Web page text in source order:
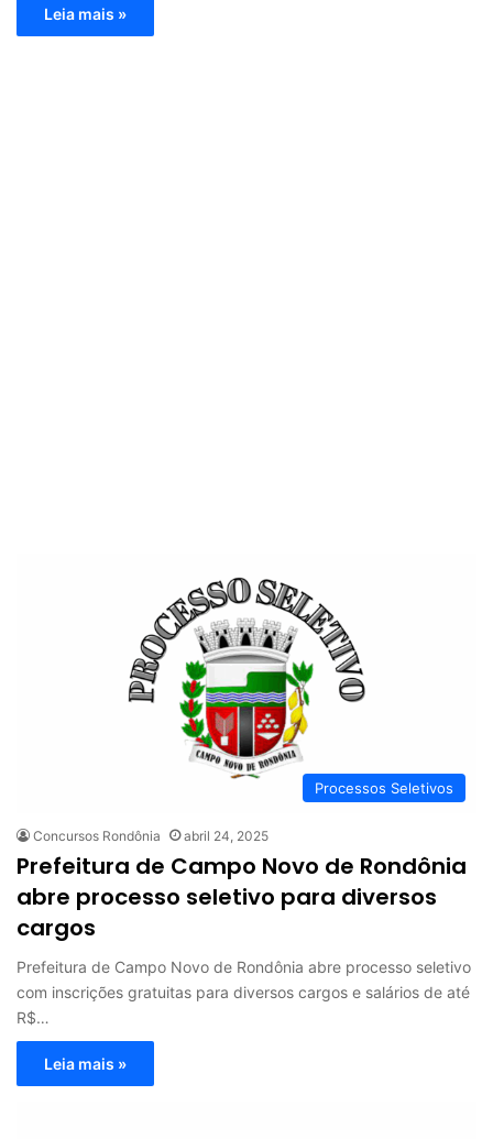
Leia mais »
Processos Seletivos
Concursos Rondônia abril 24, 2025
Prefeitura de Campo Novo de Rondônia
abre processo seletivo para diversos
cargos
Prefeitura de Campo Novo de Rondônia abre processo seletivo
com inscrições gratuitas para diversos cargos e salários de até
R$…
Leia mais »